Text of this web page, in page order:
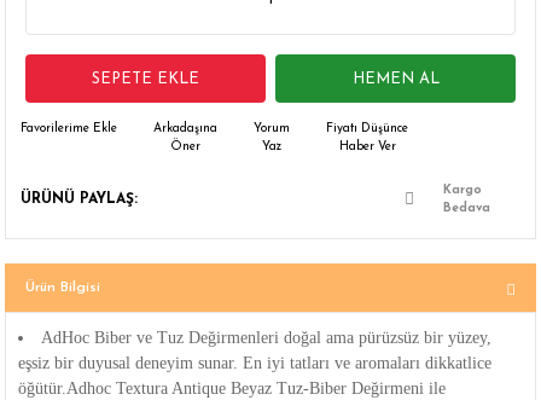
Ocak
Şarap Dolapları
SEPETE EKLE HEMEN AL
Arkadaşına
Öner
Yorum
Yaz
Fiyatı Düşünce
Haber Ver
ÜRÜNÜ PAYLAŞ:
Kargo
Bedava
Ürün Bilgisi
AdHoc Biber ve Tuz Değirmenleri doğal ama pürüzsüz bir yüzey,
eşsiz bir duyusal deneyim sunar. En iyi tatları ve aromaları dikkatlice
öğütür.Adhoc Textura Antique Beyaz Tuz-Biber Değirmeni ile